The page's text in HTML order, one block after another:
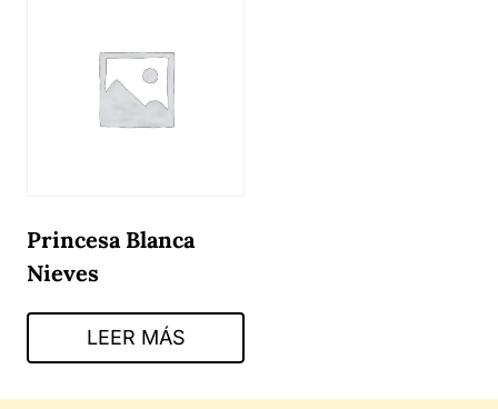
Princesa Blanca
Nieves
LEER MÁS